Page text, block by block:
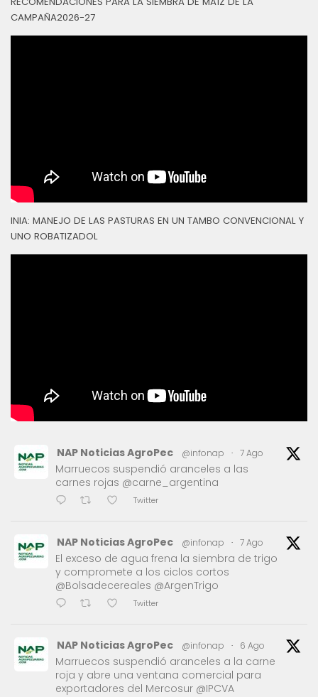
CAMPAÑA2026-27
INIA: MANEJO DE LAS PASTURAS EN UN TAMBO CONVENCIONAL Y
UNO ROBATIZADOL
NAP Noticias AgroPec @infonap · 7 Ago
Marruecos suspendió aranceles a las
carnes rojas @carne_argentina
Twitter
NAP Noticias AgroPec @infonap · 7 Ago
El exceso de agua frena la siembra de trigo
y compromete a los ciclos cortos
@Bolsadecereales @ArgenTrigo
Twitter
NAP Noticias AgroPec @infonap · 6 Ago
Marruecos suspendió aranceles a la carne
roja y abre una ventana comercial para
exportadores del Mercosur @IPCVA